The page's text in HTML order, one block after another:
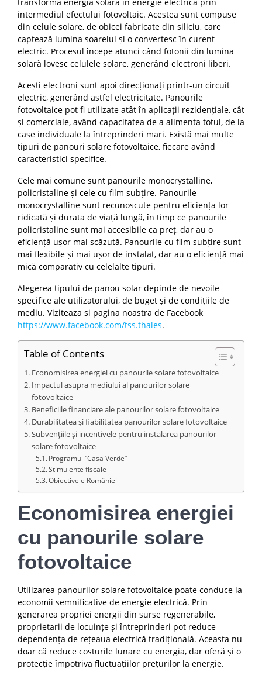
transformă energia solară în energie electrică prin
intermediul efectului fotovoltaic. Acestea sunt compuse
din celule solare, de obicei fabricate din siliciu, care
captează lumina soarelui și o convertesc în curent
electric. Procesul începe atunci când fotonii din lumina
solară lovesc celulele solare, generând electroni liberi.
Acești electroni sunt apoi direcționați printr-un circuit
electric, generând astfel electricitate. Panourile
fotovoltaice pot fi utilizate atât în aplicații rezidențiale, cât
și comerciale, având capacitatea de a alimenta totul, de la
case individuale la întreprinderi mari. Există mai multe
tipuri de panouri solare fotovoltaice, fiecare având
caracteristici specifice.
Cele mai comune sunt panourile monocrystalline,
policristaline și cele cu film subțire. Panourile
monocrystalline sunt recunoscute pentru eficiența lor
ridicată și durata de viață lungă, în timp ce panourile
policristaline sunt mai accesibile ca preț, dar au o
eficiență ușor mai scăzută. Panourile cu film subțire sunt
mai flexibile și mai ușor de instalat, dar au o eficiență mai
mică comparativ cu celelalte tipuri.
Alegerea tipului de panou solar depinde de nevoile
specifice ale utilizatorului, de buget și de condițiile de
mediu. Viziteaza si pagina noastra de Facebook
https://www.facebook.com/tss.thales.
Table of Contents
Economisirea energiei cu panourile solare fotovoltaice
Impactul asupra mediului al panourilor solare
fotovoltaice
Beneficiile financiare ale panourilor solare fotovoltaice
Durabilitatea și fiabilitatea panourilor solare fotovoltaice
Subvențiile și incentivele pentru instalarea panourilor
solare fotovoltaice
Programul “Casa Verde”
Stimulente fiscale
Obiectivele României
Economisirea energiei
cu panourile solare
fotovoltaice
Utilizarea panourilor solare fotovoltaice poate conduce la
economii semnificative de energie electrică. Prin
generarea propriei energii din surse regenerabile,
proprietarii de locuințe și întreprinderi pot reduce
dependența de rețeaua electrică tradițională. Aceasta nu
doar că reduce costurile lunare cu energia, dar oferă și o
protecție împotriva fluctuațiilor prețurilor la energie.